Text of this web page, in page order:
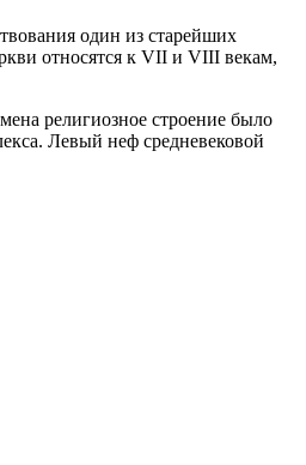
один из старейших
относятся к VII и VIII векам,
религиозное строение было
Левый неф средневековой